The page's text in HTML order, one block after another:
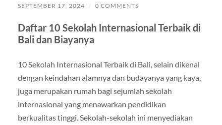
SEPTEMBER 17, 2024 / 0 COMMENTS
Daftar 10 Sekolah Internasional Terbaik di
Bali dan Biayanya
10 Sekolah Internasional Terbaik di Bali, selain dikenal
dengan keindahan alamnya dan budayanya yang kaya,
juga merupakan rumah bagi sejumlah sekolah
internasional yang menawarkan pendidikan
berkualitas tinggi. Sekolah-sekolah ini menyediakan